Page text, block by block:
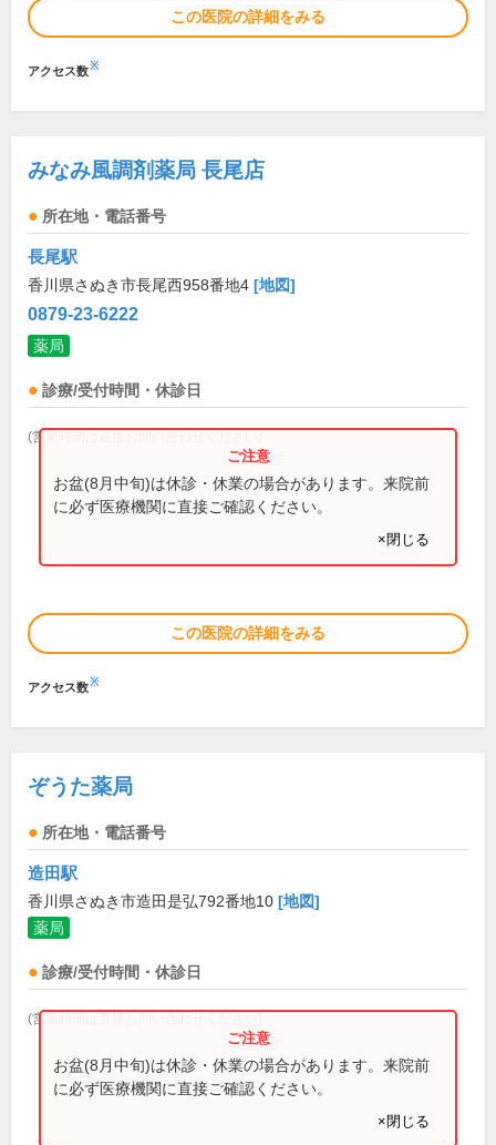
この医院の詳細をみる
アクセス数※
みなみ風調剤薬局 長尾店
所在地・電話番号
長尾駅
香川県さぬき市長尾西958番地4 [地図]
0879-23-6222
薬局
診療/受付時間・休診日
(営業時間は直接お問い合わせください)
お盆(8月中旬)は休診・休業の場合があります。来院前
に必ず医療機関に直接ご確認ください。
×閉じる
この医院の詳細をみる
アクセス数※
ぞうた薬局
所在地・電話番号
造田駅
香川県さぬき市造田是弘792番地10 [地図]
薬局
診療/受付時間・休診日
(営業時間は直接お問い合わせください)
お盆(8月中旬)は休診・休業の場合があります。来院前
に必ず医療機関に直接ご確認ください。
×閉じる